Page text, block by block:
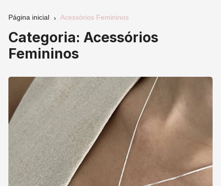
Página inicial Acessórios Femininos
Categoria:Acessórios
Femininos